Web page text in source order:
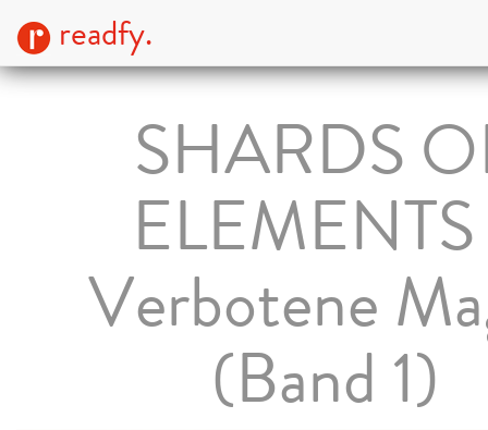
readfy.
SHARDS
Verbotene
(Band 1)